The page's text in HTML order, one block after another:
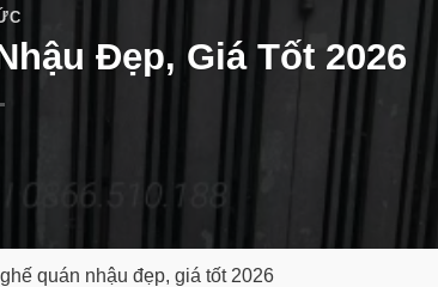
Đẹp, Giá Tốt 2026
quán nhậu đẹp, giá tốt 2026